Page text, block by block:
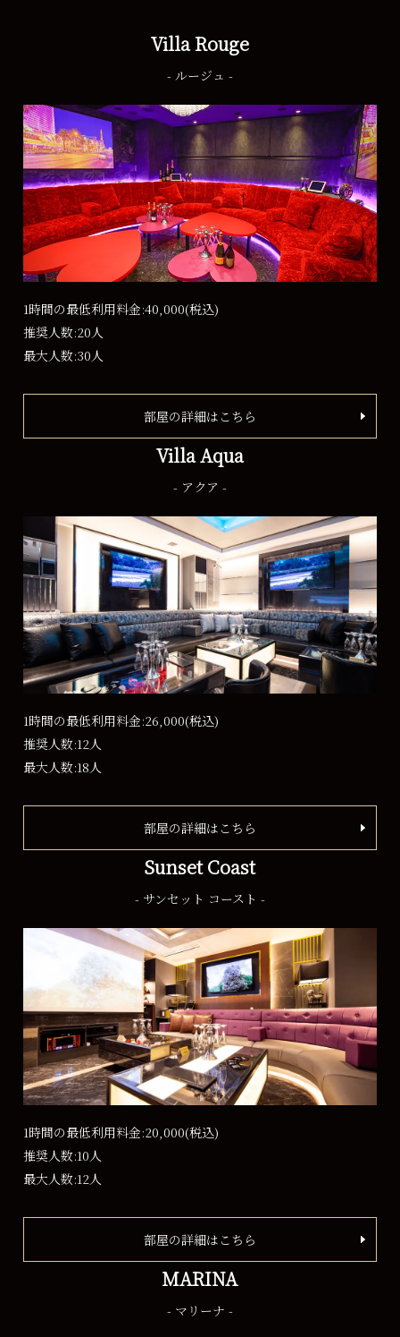
Villa Rouge
- ルージュ -
1時間の最低利用料金:40,000(税込)
推奨人数:20人
最大人数:30人
部屋の詳細はこちら
Villa Aqua
- アクア -
1時間の最低利用料金:26,000(税込)
推奨人数:12人
最大人数:18人
部屋の詳細はこちら
Sunset Coast
- サンセット コースト -
1時間の最低利用料金:20,000(税込)
推奨人数:10人
最大人数:12人
部屋の詳細はこちら
MARINA
- マリーナ -